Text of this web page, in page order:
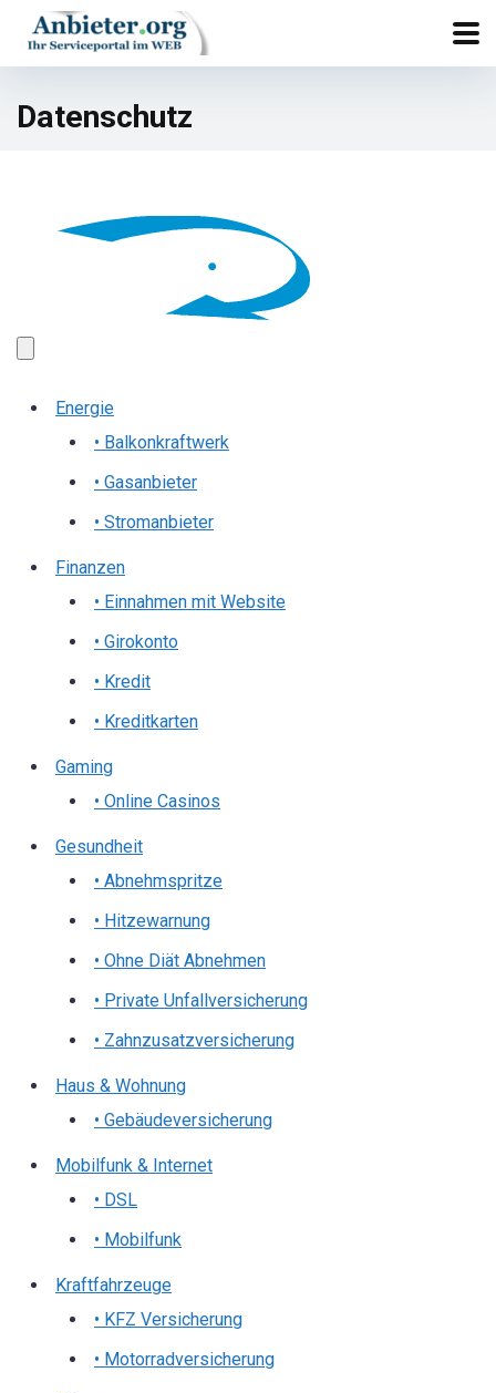
Datenschutz
Energie
• Balkonkraftwerk
• Gasanbieter
• Stromanbieter
Finanzen
• Einnahmen mit Website
• Girokonto
• Kredit
• Kreditkarten
Gaming
• Online Casinos
Gesundheit
• Abnehmspritze
• Hitzewarnung
• Ohne Diät Abnehmen
• Private Unfallversicherung
• Zahnzusatzversicherung
Haus & Wohnung
• Gebäudeversicherung
Mobilfunk & Internet
• DSL
• Mobilfunk
Kraftfahrzeuge
• KFZ Versicherung
• Motorradversicherung